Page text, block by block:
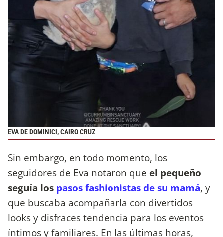
EVA DE DOMINICI, CAIRO CRUZ
Sin embargo, en todo momento, los
seguidores de Eva notaron que el pequeño
seguía los pasos fashionistas de su mamá, y
que buscaba acompañarla con divertidos
looks y disfraces tendencia para los eventos
íntimos y familiares. En las últimas horas,